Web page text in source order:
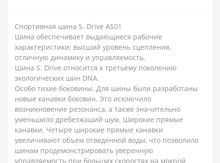
Спортивная шина S. Drive AS01
Шина обеспечивает выдающиеся рабочие
характеристики: высший уровень сцепления,
отличную динамику и управляемость.
Шина S. Drive относится к третьему поколению
экологических шин DNA.
Особо тихие боковины. Для шины были разработаны
новые канавки боковин. Это исключило
возникновение резонанса, а также значительно
уменьшило дребезжаший шум. Широкие прямые
канавки. Четыре широкие прямые канавки
увеличивают объем отведенной воды, что позволило
шинам продемонстрировать уверенную
управляемость при больших скоростях на мокрой